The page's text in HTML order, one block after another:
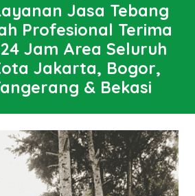
Jasa Tebang
Profesional Terima
Jam Area Seluruh
Jakarta, Bogor,
& Bekasi